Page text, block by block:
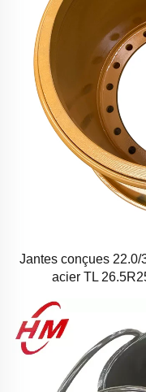
Jantes conçues
acier TL